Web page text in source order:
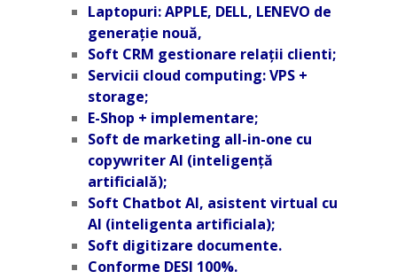
Laptopuri: APPLE, DELL, LENEVO de
generație nouă,
Soft CRM gestionare relații clienti;
Servicii cloud computing: VPS +
storage;
E-Shop + implementare;
Soft de marketing all-in-one cu
copywriter AI (inteligență
artificială);
Soft Chatbot AI, asistent virtual cu
AI (inteligenta artificiala);
Soft digitizare documente.
Conforme DESI 100%.